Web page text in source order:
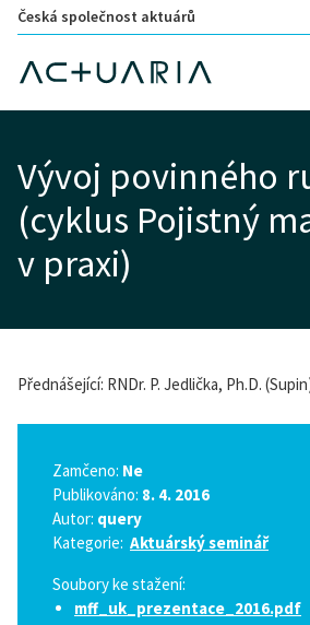
Česká společnost aktuárů
Vývoj povinného
(cyklus Pojistný
v praxi)
Přednášející: RNDr. P. Jedlička, Ph.D.
Zamčeno: Ne
Publikováno: 8. 4. 2016
Autor: query
Kategorie: Aktuárský seminář
Soubory ke stažení:
mff_uk_prezentace_2016.pdf